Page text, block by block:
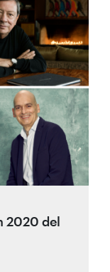
2020 del